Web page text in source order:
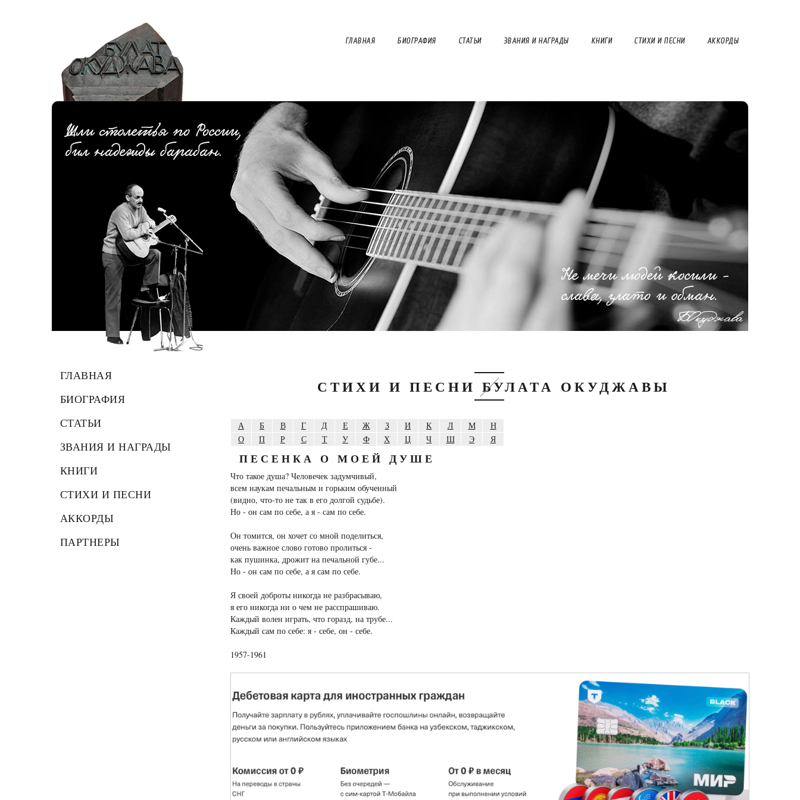
ГЛАВНАЯ БИОГРАФИЯ СТАТЬИ ЗВАНИЯ И НАГРАДЫ КНИГИ СТИХИ И ПЕСНИ АККОРДЫ
ГЛАВНАЯ
БИОГРАФИЯ
СТАТЬИ
ЗВАНИЯ И НАГРАДЫ
КНИГИ
СТИХИ И ПЕСНИ
АККОРДЫ
ПАРТНЕРЫ
СТИХИ И ПЕСНИ БУЛАТА ОКУДЖАВЫ
А Б В Г Д Е Ж З И К Л М
Н
О
П Р С Т У Ф Х Ц Ч Ш Э Я
ПЕСЕНКА О МОЕЙ ДУШЕ
Что такое душа? Человечек задумчивый,
всем наукам печальным и горьким обученный
(видно, что-то не так в его долгой судьбе).
Но - он сам по себе, а я - сам по себе.
Он томится, он хочет со мной поделиться,
очень важное слово готово пролиться -
как пушинка, дрожит на печальной губе...
Но - он сам по себе, а я сам по себе.
Я своей доброты никогда не разбрасываю,
я его никогда ни о чем не расспрашиваю.
Каждый волен играть, что горазд, на трубе...
Каждый сам по себе: я - себе, он - себе.
1957-1961